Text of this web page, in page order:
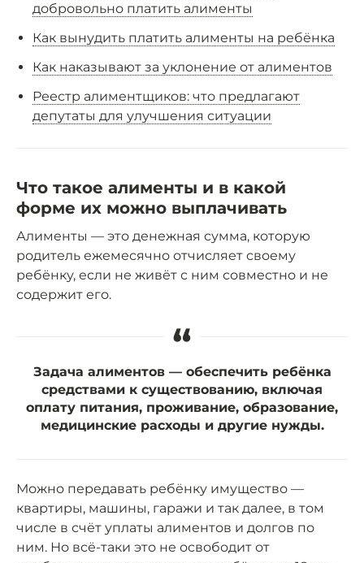
добровольно платить алименты
Как вынудить платить алименты на ребёнка
Как наказывают за уклонение от алиментов
Реестр алиментщиков: что предлагают
депутаты для улучшения ситуации
Что такое алименты и в какой
форме их можно выплачивать
Алименты — это денежная сумма, которую
родитель ежемесячно отчисляет своему
ребёнку, если не живёт с ним совместно и не
содержит его.
“
Задача алиментов — обеспечить ребёнка
средствами к существованию, включая
оплату питания, проживание, образование,
медицинские расходы и другие нужды.
Можно передавать ребёнку имущество —
квартиры, машины, гаражи и так далее, в том
числе в счёт уплаты алиментов и долгов по
ним. Но всё-таки это не освободит от